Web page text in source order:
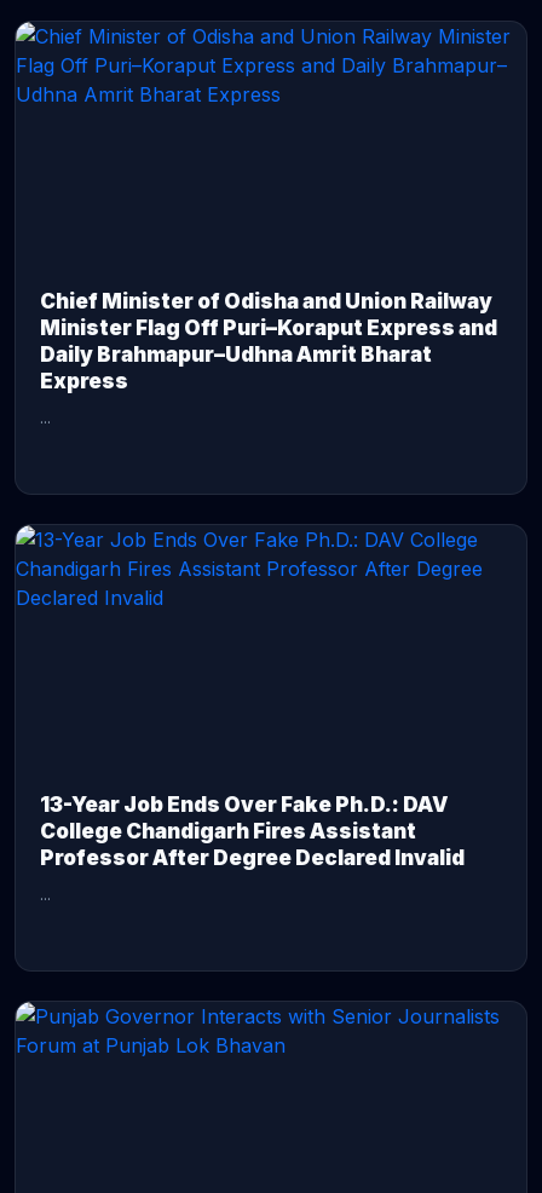
Chief Minister of Odisha and Union Railway
Minister Flag Off Puri–Koraput Express and
Daily Brahmapur–Udhna Amrit Bharat
Express
...
13-Year Job Ends Over Fake Ph.D.: DAV
College Chandigarh Fires Assistant
Professor After Degree Declared Invalid
...